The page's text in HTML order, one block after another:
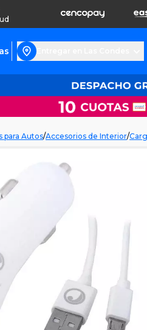
para Autos/Accesorios de Interior/